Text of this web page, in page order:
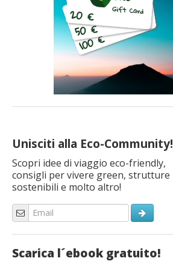
Unisciti alla Eco-Community!
Scopri idee di viaggio eco-friendly,
consigli per vivere green, strutture
sostenibili e molto altro!
Scarica l´ebook gratuito!